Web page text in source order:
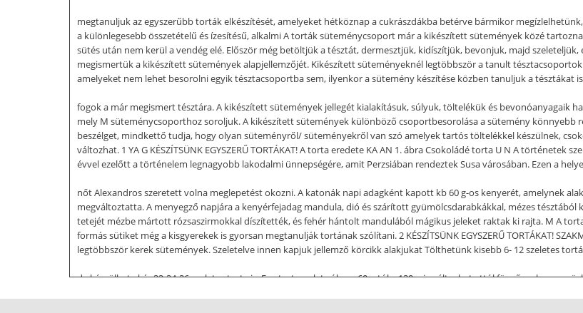
megtanuljuk az egyszerűbb torták elkészítését, amelyeket hétköznap a cukrászdákba betérve bármikor
a különlegesebb összetételű és ízesítésű, alkalmi A torták süteménycsoport már a kikészített sütemények közé
sütés után nem kerül a vendég elé. Először még betöltjük a tésztát, dermesztjük, kidíszítjük, bevonjuk, majd szeleteljük,
megismertük a kikészített sütemények alapjellemzőjét. Kikészített süteményeknél legtöbbször a tanult
amelyeket nem lehet besorolni egyik tésztacsoportba sem, ilyenkor a sütemény készítése közben tanuljuk a tésztákat
fogok a már megismert tésztára. A kikészített sütemények jellegét kialakításuk, súlyuk, töltelékük és bevonóanyagaik
mely M süteménycsoporthoz soroljuk. A kikészített sütemények különböző csoportbesorolása a sütemény könnyebb
beszélget, mindkettő tudja, hogy olyan süteményről/ süteményekről van szó amelyek tartós töltelékkel készülnek,
változhat. 1 YA G KÉSZÍTSÜNK EGYSZERŰ TORTÁKAT! A torta eredete KA AN 1. ábra Csokoládé torta U N A
évvel ezelőtt a történelem legnagyobb lakodalmi ünnepségére, amit Perzsiában rendeztek Susa városában. Ezen a
nőt Alexandros szeretett volna meglepetést okozni. A katonák napi adagként kapott kb 60 g-os kenyerét, amelynek
megváltoztatta. A menyegző napjára a kenyérfejadag mandula, dió és szárított gyümölcsdarabkákkal, mézes tésztából
tetejét mézbe mártott rózsaszirmokkal díszítették, és fehér hántolt mandulából mágikus jeleket raktak ki rajta. M A
formás sütiket még a kisgyerekek is gyorsan megtanulják tortának szólítani. 2 KÉSZÍTSÜNK EGYSZERŰ TORTÁKAT!
legtöbbször kerek sütemények. Szeletelve innen kapjuk jellemző körcikk alakjukat Tölthetünk kisebb 6- 12 szeletes
de készülhet akár 22-24-26 szeletes torta is. Egy tortaszelet súlya a 60 g-tól a 120 g-ig változhat attól függően, hogy az